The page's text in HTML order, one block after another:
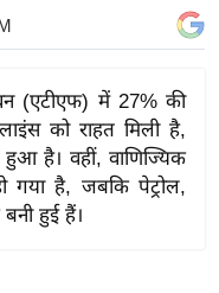
(एटीएफ) में 27% की
को राहत मिली है,
है। वहीं, वाणिज्यिक
गया है, जबकि पेट्रोल,
हुई हैं।